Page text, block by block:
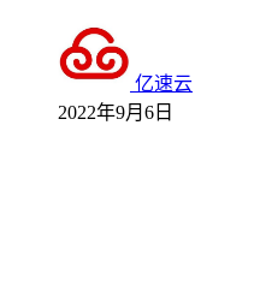
亿速云
2022年9月6日